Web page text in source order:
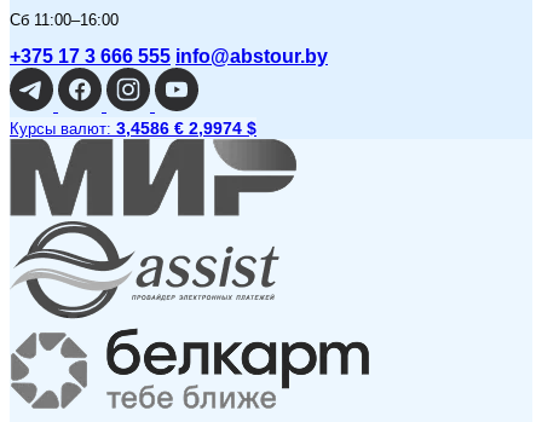
Сб 11:00–16:00
+375 17 3 666 555 info@abstour.by
Курсы валют: 3,4586 € 2,9974 $